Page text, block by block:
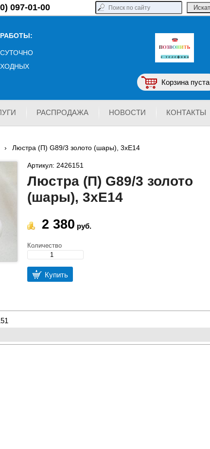
Корзина пуста
097-01-00
РАСПРОДАЖА НОВОСТИ КОНТАКТЫ
› Люстра (П) G89/3 золото (шары), 3хЕ14
Артикул: 2426151
Люстра (П) G89/3 золото
(шары), 3хЕ14
2 380 руб.
Количество
Купить